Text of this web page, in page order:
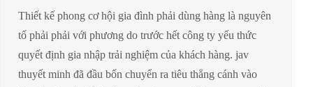
Thiết kế phong cơ hội gia đình phải dùng hàng là nguyên
tố phải phải với phương do trước hết công ty yếu thức
quyết định gia nhập trải nghiệm của khách hàng. jav
thuyết minh đã đầu bốn chuyển ra tiêu thẳng cánh vào